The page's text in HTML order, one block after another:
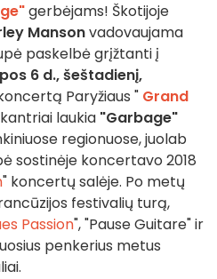
gerbėjams! Škotijoje
Mansonvadovaujama
paskelbė grįžtanti į
6 d., šeštadienį,
Paryžiaus " Grand
laukia "Garbage"
regionuose, juolab
sostinėje koncertavo 2018
" koncertų salėje. Po metų
festivalių turą,
Passion", "Pause Guitare" ir
penkerius metus